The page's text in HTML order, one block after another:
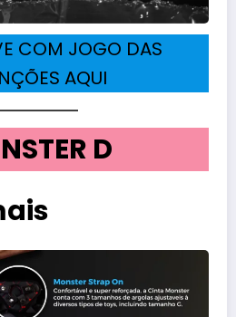
COM JOGO DAS
AQUI
D